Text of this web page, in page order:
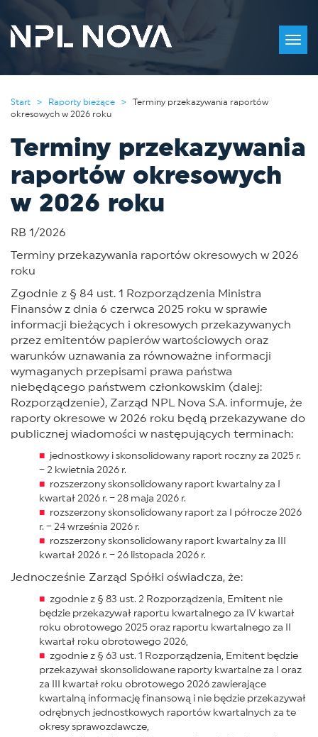
Start > Raporty bieżące >
Terminy przekazywania raportów
okresowych w 2026 roku
Terminy przekazywania
raportów okresowych
w 2026 roku
RB 1/2026
Terminy przekazywania raportów okresowych w 2026
roku
Zgodnie z § 84 ust. 1 Rozporządzenia Ministra
Finansów z dnia 6 czerwca 2025 roku w sprawie
informacji bieżących i okresowych przekazywanych
przez emitentów papierów wartościowych oraz
warunków uznawania za równoważne informacji
wymaganych przepisami prawa państwa
niebędącego państwem członkowskim (dalej:
Rozporządzenie), Zarząd NPL Nova S.A. informuje, że
raporty okresowe w 2026 roku będą przekazywane do
publicznej wiadomości w następujących terminach:
jednostkowy i skonsolidowany raport roczny za 2025 r.
– 2 kwietnia 2026 r.
rozszerzony skonsolidowany raport kwartalny za I
kwartał 2026 r. – 28 maja 2026 r.
rozszerzony skonsolidowany raport za I półrocze 2026
r. – 24 września 2026 r.
rozszerzony skonsolidowany raport kwartalny za III
kwartał 2026 r. – 26 listopada 2026 r.
Jednocześnie Zarząd Spółki oświadcza, że:
zgodnie z § 83 ust. 2 Rozporządzenia, Emitent nie
będzie przekazywał raportu kwartalnego za IV kwartał
roku obrotowego 2025 oraz raportu kwartalnego za II
kwartał roku obrotowego 2026,
zgodnie z § 63 ust. 1 Rozporządzenia, Emitent będzie
przekazywał skonsolidowane raporty kwartalne za I oraz
za III kwartał roku obrotowego 2026 zawierające
kwartalną informację finansową i nie będzie przekazywał
odrębnych jednostkowych raportów kwartalnych za te
okresy sprawozdawcze,